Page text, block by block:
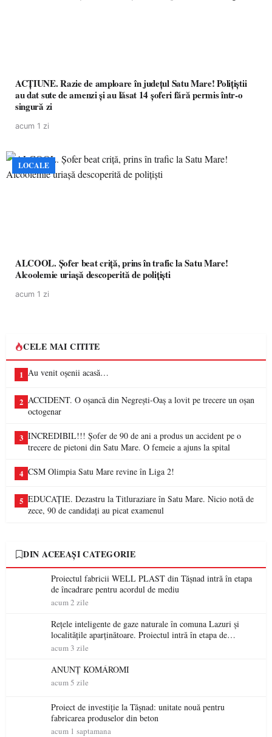
ACȚIUNE. Razie de amploare în județul Satu Mare! Polițiștii
au dat sute de amenzi și au lăsat 14 șoferi fără permis într-o
singură zi
acum 1 zi
LOCALE
ALCOOL. Șofer beat criță, prins în trafic la Satu Mare!
Alcoolemie uriașă descoperită de polițiști
acum 1 zi
CELE MAI CITITE
1 Au venit oșenii acasă…
2 ACCIDENT. O oșancă din Negrești-Oaș a lovit pe trecere un oșan
octogenar
3 INCREDIBIL!!! Șofer de 90 de ani a produs un accident pe o
trecere de pietoni din Satu Mare. O femeie a ajuns la spital
4 CSM Olimpia Satu Mare revine în Liga 2!
5 EDUCAȚIE. Dezastru la Titluraziare în Satu Mare. Nicio notă de
zece, 90 de candidați au picat examenul
DIN ACEEAȘI CATEGORIE
Proiectul fabricii WELL PLAST din Tășnad intră în etapa
de încadrare pentru acordul de mediu
acum 2 zile
Rețele inteligente de gaze naturale în comuna Lazuri și
localitățile aparținătoare. Proiectul intră în etapa de
consultare publică
acum 3 zile
ANUNȚ KOMÁROMI
acum 5 zile
Proiect de investiție la Tășnad: unitate nouă pentru
fabricarea produselor din beton
acum 1 saptamana